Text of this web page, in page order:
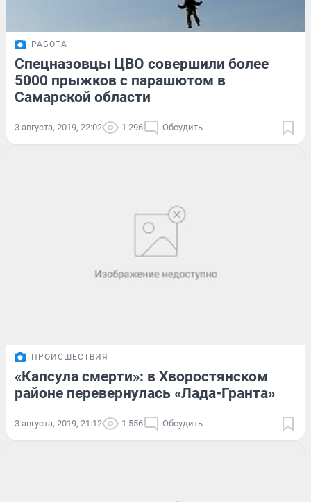
РАБОТА
Спецназовцы ЦВО совершили более
5000 прыжков с парашютом в
Самарской области
3 августа, 2019, 22:02 1 296 Обсудить
ПРОИСШЕСТВИЯ
«Капсула смерти»: в Хворостянском
районе перевернулась «Лада-Гранта»
3 августа, 2019, 21:12 1 556 Обсудить